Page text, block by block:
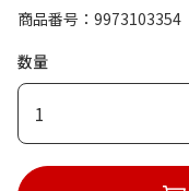
商品番号
9973103354
数量
1